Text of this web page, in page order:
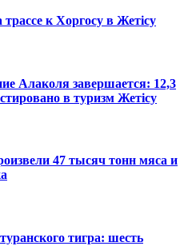
к Хоргосу в Жетісу
Алаколя завершается: 12,3
в туризм Жетісу
47 тысяч тонн мяса и
тигра: шесть